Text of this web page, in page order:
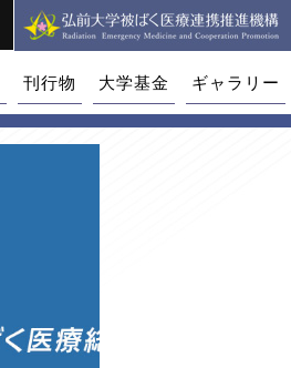
刊行物 大学基金 ギャラリー